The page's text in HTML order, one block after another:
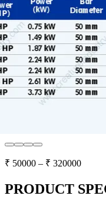
₹ 50000 – ₹ 320000
PRODUCT